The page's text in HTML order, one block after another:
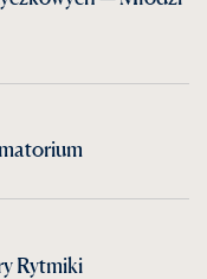
Rytmiki